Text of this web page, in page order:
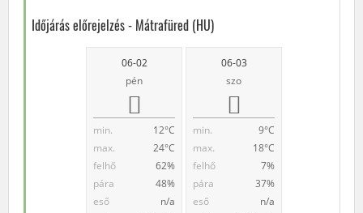
Időjárás előrejelzés - Mátrafüred (HU)
06-02
pén
min.
12°C
max.
24°C
felhő
62%
pára
48%
eső
n/a
06-03
szo
min.
9°C
max.
18°C
felhő
7%
pára
37%
eső
n/a